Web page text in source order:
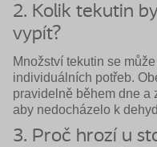
2. Kolik tekutin
vypít?
Množství tekutin se
individuálních potřeb.
pravidelně během dne a
aby nedocházelo k
3. Proč hrozí u